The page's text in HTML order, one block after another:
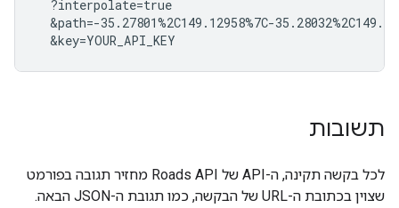
  ?interpolate=true
&path=-35.27801%2C149.12958%7C-
  &key=YOUR_API_KEY
תשובות
לכל בקשה תקינה, ה-API של Roads API מחזיר תגובה בפורמט
שצוין בכתובת ה-URL של הבקשה, כמו תגובת ה-JSON הבאה.